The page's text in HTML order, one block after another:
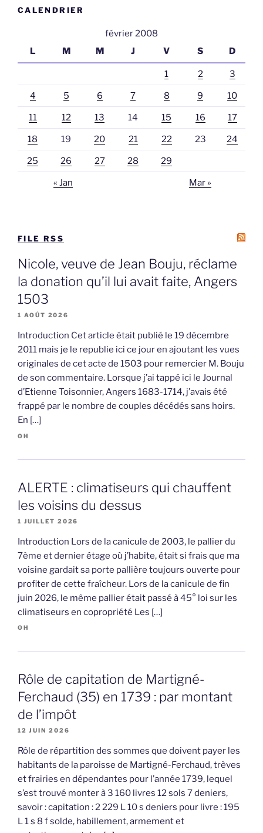
CALENDRIER
février 2008
L
M M J V S D
1 2 3
4 5 6 7 8 9 10
11 12 13 14 15 16 17
18 19 20 21 22 23 24
25 26 27 28 29
« Jan Mar »
FILE RSS
Nicole, veuve de Jean Bouju, réclame
la donation qu’il lui avait faite, Angers
1503
1 AOÛT 2026
Introduction Cet article était publié le 19 décembre
2011 mais je le republie ici ce jour en ajoutant les vues
originales de cet acte de 1503 pour remercier M. Bouju
de son commentaire. Lorsque j’ai tappé ici le Journal
d’Etienne Toisonnier, Angers 1683-1714, j’avais été
frappé par le nombre de couples décédés sans hoirs.
En […]
OH
ALERTE : climatiseurs qui chauffent
les voisins du dessus
1 JUILLET 2026
Introduction Lors de la canicule de 2003, le pallier du
7ème et dernier étage où j’habite, était si frais que ma
voisine gardait sa porte pallière toujours ouverte pour
profiter de cette fraîcheur. Lors de la canicule de fin
juin 2026, le même pallier était passé à 45° loi sur les
climatiseurs en copropriété Les […]
OH
Rôle de capitation de Martigné-
Ferchaud (35) en 1739 : par montant
de l’impôt
12 JUIN 2026
Rôle de répartition des sommes que doivent payer les
habitants de la paroisse de Martigné-Ferchaud, trèves
et frairies en dépendantes pour l’année 1739, lequel
s’est trouvé monter à 3 160 livres 12 sols 7 deniers,
savoir : capitation : 2 229 L 10 s deniers pour livre : 195
L 1 s 8 f solde, habillement, armement et